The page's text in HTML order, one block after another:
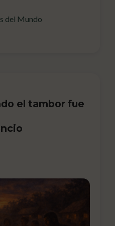
del Mundo
el tambor fue